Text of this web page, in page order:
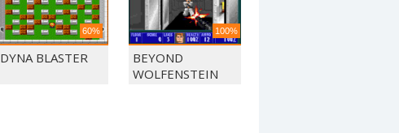
60%
DYNA BLASTER
100%
BEYOND
WOLFENSTEIN